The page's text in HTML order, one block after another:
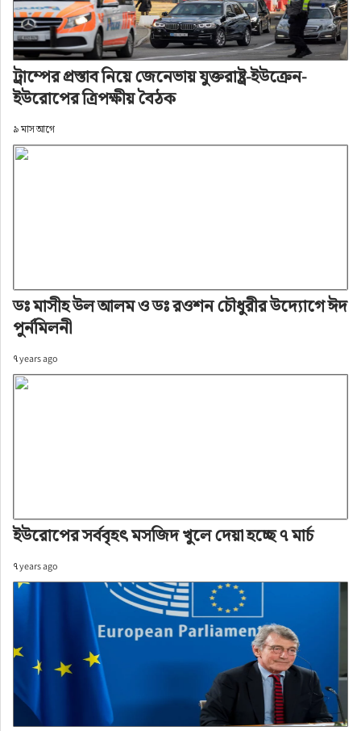
ট্রাম্পের প্রস্তাব নিয়ে জেনেভায় যুক্তরাষ্ট্র-ইউক্রেন-
ইউরোপের ত্রিপক্ষীয় বৈঠক
৯ মাস আগে
ডঃ মাসীহ উল আলম ও ডঃ রওশন চৌধুরীর উদ্যোগে ঈদ
পুর্নমিলনী
৭ years ago
ইউরোপের সর্ববৃহৎ মসজিদ খুলে দেয়া হচ্ছে ৭ মার্চ
৭ years ago